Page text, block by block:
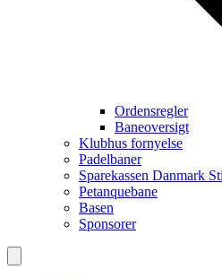
Ordensregler
Baneoversigt
Klubhus fornyelse
Padelbaner
Sparekassen Danmark
Petanquebane
Basen
Sponsorer